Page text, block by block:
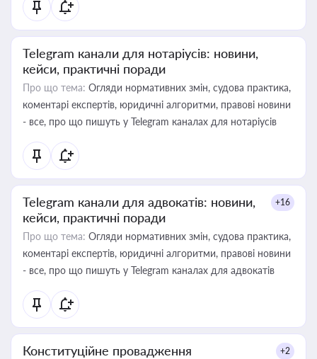
Telegram канали для нотаріусів: новини,
кейси, практичні поради
Про що тема: Огляди нормативних змін, судова практика,
коментарі експертів, юридичні алгоритми, правові новини
- все, про що пишуть у Telegram каналах для нотаріусів
Telegram канали для адвокатів: новини,
кейси, практичні поради
+16
Про що тема: Огляди нормативних змін, судова практика,
коментарі експертів, юридичні алгоритми, правові новини
- все, про що пишуть у Telegram каналах для адвокатів
Конституційне провадження +2